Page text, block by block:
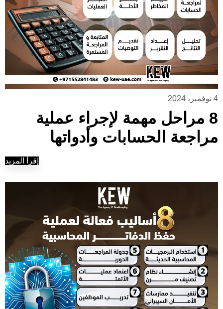
4 نوفمبر، 2024
8 مراحل مهمة لإجراء عملية
مراجعة الحسابات وأدواتها
إقرأ المزيد